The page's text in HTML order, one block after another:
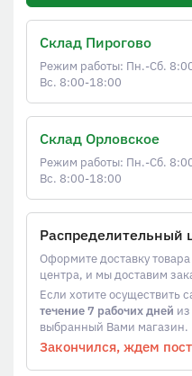
Склад Пирогово
Режим работы: Пн.-Сб.
Вс. 8:00-18:00
Склад Орловское
Режим работы: Пн.-Сб.
Вс. 8:00-18:00
Распределительный
Оформите доставку
центра, и мы доставим
Если хотите осуществить
течение 7 рабочих дней
выбранный Вами магазин.
Закончился, ждем